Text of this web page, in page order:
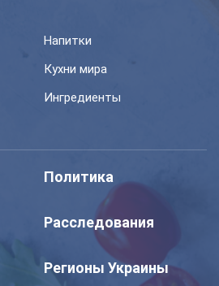
Напитки
Кухни мира
Ингредиенты
Политика
Расследования
Регионы Украины